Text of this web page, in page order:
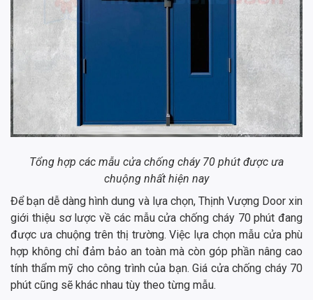
Tổng hợp các mẫu cửa chống cháy 70 phút được ưa
chuộng nhất hiện nay
Để bạn dễ dàng hình dung và lựa chọn, Thịnh Vượng Door xin
giới thiệu sơ lược về các mẫu cửa chống cháy 70 phút đang
được ưa chuộng trên thị trường. Việc lựa chọn mẫu cửa phù
hợp không chỉ đảm bảo an toàn mà còn góp phần nâng cao
tính thẩm mỹ cho công trình của bạn. Giá cửa chống cháy 70
phút cũng sẽ khác nhau tùy theo từng mẫu.